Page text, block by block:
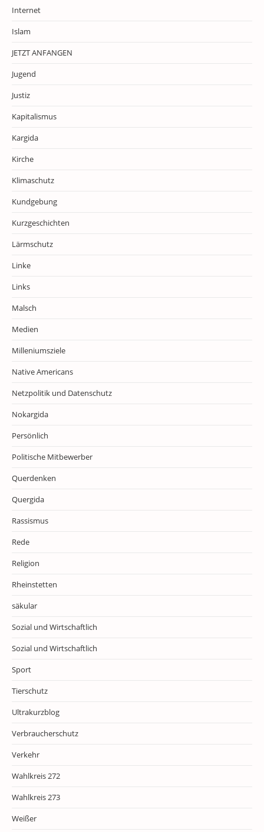
Internet
Islam
JETZT ANFANGEN
Jugend
Justiz
Kapitalismus
Kargida
Kirche
Klimaschutz
Kundgebung
Kurzgeschichten
Lärmschutz
Linke
Links
Malsch
Medien
Milleniumsziele
Native Americans
Netzpolitik und Datenschutz
Nokargida
Persönlich
Politische Mitbewerber
Querdenken
Quergida
Rassismus
Rede
Religion
Rheinstetten
säkular
Sozial und Wirtschaftlich
Sozial und Wirtschaftlich
Sport
Tierschutz
Ultrakurzblog
Verbraucherschutz
Verkehr
Wahlkreis 272
Wahlkreis 273
Weißer